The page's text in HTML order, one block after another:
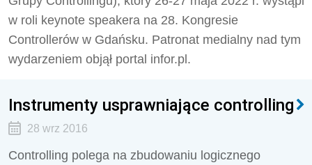
w roli keynote speakera na 28. Kongresie
Controllerów w Gdańsku. Patronat medialny nad tym
wydarzeniem objął portal infor.pl.
Instrumenty usprawniające controlling
28 wrz 2016
Controlling polega na zbudowaniu logicznego